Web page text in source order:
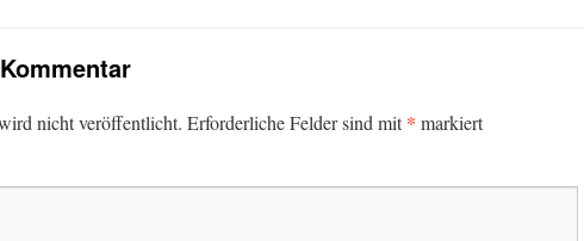
nicht veröffentlicht. Erforderliche Felder sind mit* markiert